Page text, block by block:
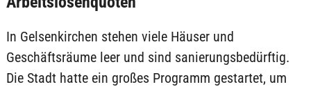
In Gelsenkirchen stehen viele Häuser und
Geschäftsräume leer und sind sanierungsbedürftig.
Die Stadt hatte ein großes Programm gestartet, um